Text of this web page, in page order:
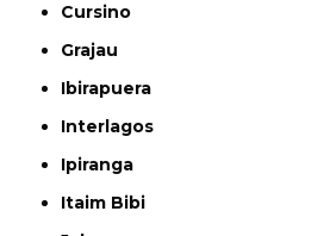
Cursino
Grajau
Ibirapuera
Interlagos
Ipiranga
Itaim Bibi